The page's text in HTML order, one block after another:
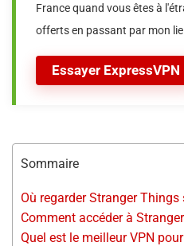
Essayer ExpressVPN
France quand vous êtes à
offerts en passant par mon
Sommaire
Où regarder Stranger Things
Comment accéder à
Quel est le meilleur VPN